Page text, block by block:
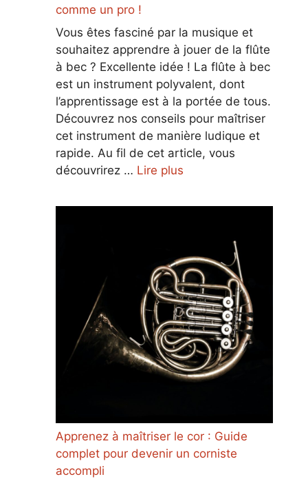
comme un pro !
Vous êtes fasciné par la musique et
souhaitez apprendre à jouer de la flûte
à bec ? Excellente idée ! La flûte à bec
est un instrument polyvalent, dont
l’apprentissage est à la portée de tous.
Découvrez nos conseils pour maîtriser
cet instrument de manière ludique et
rapide. Au fil de cet article, vous
découvrirez … Lire plus
Apprenez à maîtriser le cor : Guide
complet pour devenir un corniste
accompli